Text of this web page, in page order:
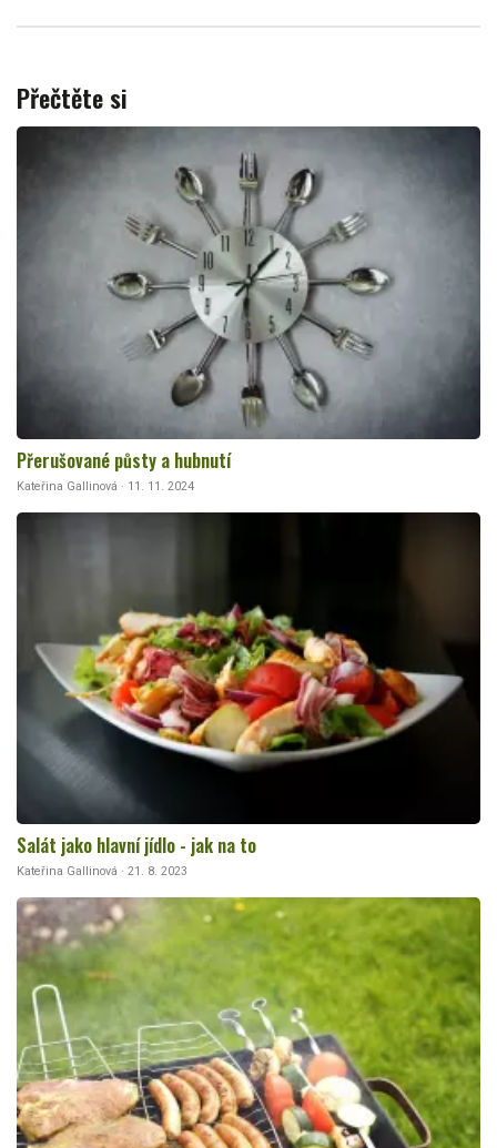
Přečtěte si
Přerušované půsty a hubnutí
Kateřina Gallinová · 11. 11. 2024
Salát jako hlavní jídlo - jak na to
Kateřina Gallinová · 21. 8. 2023